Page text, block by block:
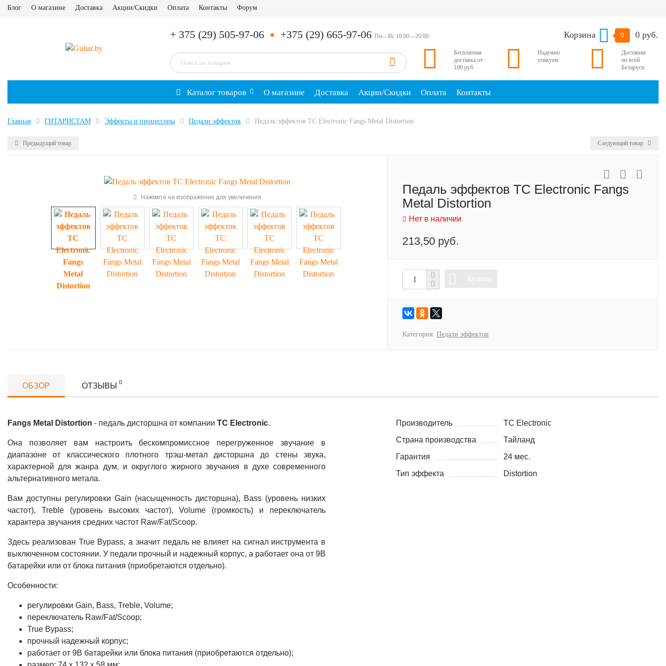
Блог О магазине Доставка Акции/Скидки Оплата Контакты Форум
+ 375 (29) 505-97-06 +375 (29) 665-97-06 Пн—Вс 10:00—20:00 Корзина 0 0 руб.
Бесплатная
доставка от
100 руб.
Надежно
упакуем
Доставим
по всей
Беларуси
Каталог товаров О магазине Доставка Акции/Скидки Оплата Контакты
Главная ГИТАРИСТАМ Эффекты и процессоры Педали эффектов Педаль эффектов TC Electronic Fangs Metal Distortion
Предыдущий товар Следующий товар
Нажмите на изображение для увеличения
Педаль эффектов TC Electronic Fangs
Metal Distortion
Нет в наличии
213,50 руб.
Категория: Педали эффектов
ОБЗОР ОТЗЫВЫ 0
Fangs Metal Distortion - педаль дисторшна от компании TC Electronic.
Она позволяет вам настроить бескомпромиссное перегруженное звучание в
диапазоне от классического плотного трэш-метал дисторшна до стены звука,
характерной для жанра дум, и округлого жирного звучания в духе современного
альтернативного метала.
Вам доступны регулировки Gain (насыщенность дисторшна), Bass (уровень низких
частот), Treble (уровень высоких частот), Volume (громкость) и переключатель
характера звучания средних частот Raw/Fat/Scoop.
Здесь реализован True Bypass, а значит педаль не влияет на сигнал инструмента в
выключенном состоянии. У педали прочный и надежный корпус, а работает она от 9В
батарейки или от блока питания (приобретаются отдельно).
Особенности:
регулировки Gain, Bass, Treble, Volume;
переключатель Raw/Fat/Scoop;
True Bypass;
прочный надежный корпус;
работает от 9В батарейки или блока питания (приобретаются отдельно);
Производитель
TC Electronic
Страна производства
Тайланд
Гарантия
24 мес.
Тип эффекта
Distortion